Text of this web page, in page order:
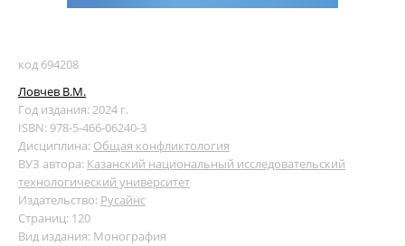
код 694208
Ловчев В.М.
Год издания: 2024 г.
ISBN: 978-5-466-06240-3
Дисциплина: Общая конфликтология
ВУЗ автора: Казанский национальный исследовательский
технологический университет
Издательство: Русайнс
Страниц: 120
Вид издания: Монография